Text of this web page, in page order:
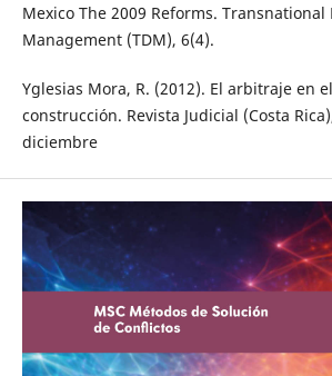
Mexico The 2009 Reforms. Transnational
Management (TDM), 6(4).
Yglesias Mora, R. (2012). El arbitraje en
construcción. Revista Judicial (Costa
diciembre